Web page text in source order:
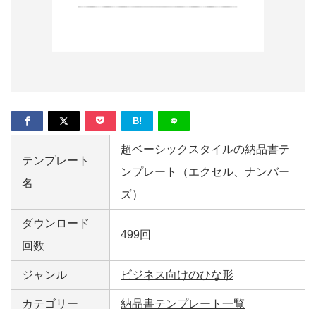
B!
テンプレート
名
超ベーシックスタイルの納品書テ
ンプレート（エクセル、ナンバー
ズ）
ダウンロード
回数
499回
ジャンル ビジネス向けのひな形
カテゴリー 納品書テンプレート一覧